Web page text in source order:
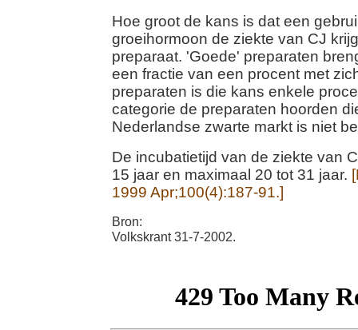
Hoe groot de kans is dat een
groeihormoon de ziekte van CJ
preparaat. 'Goede' preparaten
een fractie van een procent met
preparaten is die kans enkele
categorie de preparaten hoorden
Nederlandse zwarte markt is niet
De incubatietijd van de ziekte van
15 jaar en maximaal 20 tot 31 jaar.
1999 Apr;100(4):187-91.]
Bron:
Volkskrant 31-7-2002.